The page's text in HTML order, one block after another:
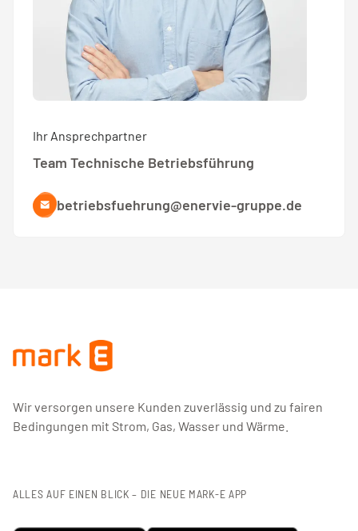
Ihr Ansprechpartner
Team Technische Betriebsführung
betriebsfuehrung@enervie-gruppe.de
Wir versorgen unsere Kunden zuverlässig und zu fairen
Bedingungen mit Strom, Gas, Wasser und Wärme.
ALLES AUF EINEN BLICK – DIE NEUE MARK-E APP